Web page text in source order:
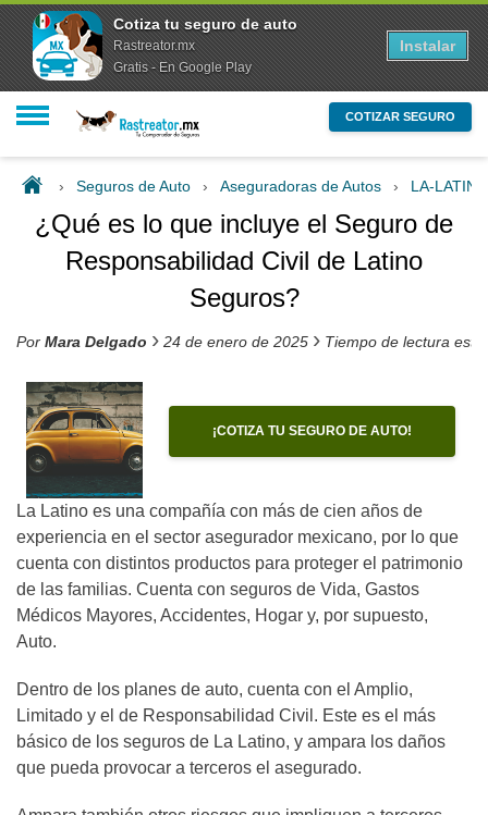
COTIZAR SEGURO
› Seguros de Auto › Aseguradoras de Autos › LA-
¿Qué es lo que incluye el Seguro de
Responsabilidad Civil de Latino
Seguros?
Por Mara Delgado › 24 de enero de 2025 › Tiempo de lectura
¡COTIZA TU SEGURO DE AUTO!
La Latino es una compañía con más de cien años de
experiencia en el sector asegurador mexicano, por lo que
cuenta con distintos productos para proteger el patrimonio
de las familias. Cuenta con seguros de Vida, Gastos
Médicos Mayores, Accidentes, Hogar y, por supuesto,
Auto.
Dentro de los planes de auto, cuenta con el Amplio,
Limitado y el de Responsabilidad Civil. Este es el más
básico de los seguros de La Latino, y ampara los daños
que pueda provocar a terceros el asegurado.
Cotiza tu seguro de auto
Rastreator.mx
Gratis - En Google Play
Instalar